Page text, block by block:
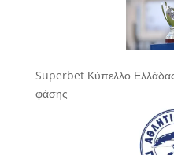
Superbet Κύπελλο
φάσης